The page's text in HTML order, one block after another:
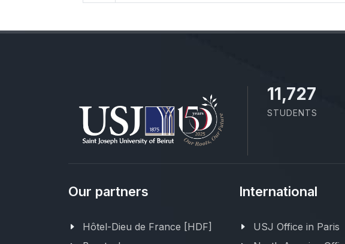
11,727
STUDENTS
Our partners
Hôtel-Dieu de France [HDF]
International
USJ Office in Paris